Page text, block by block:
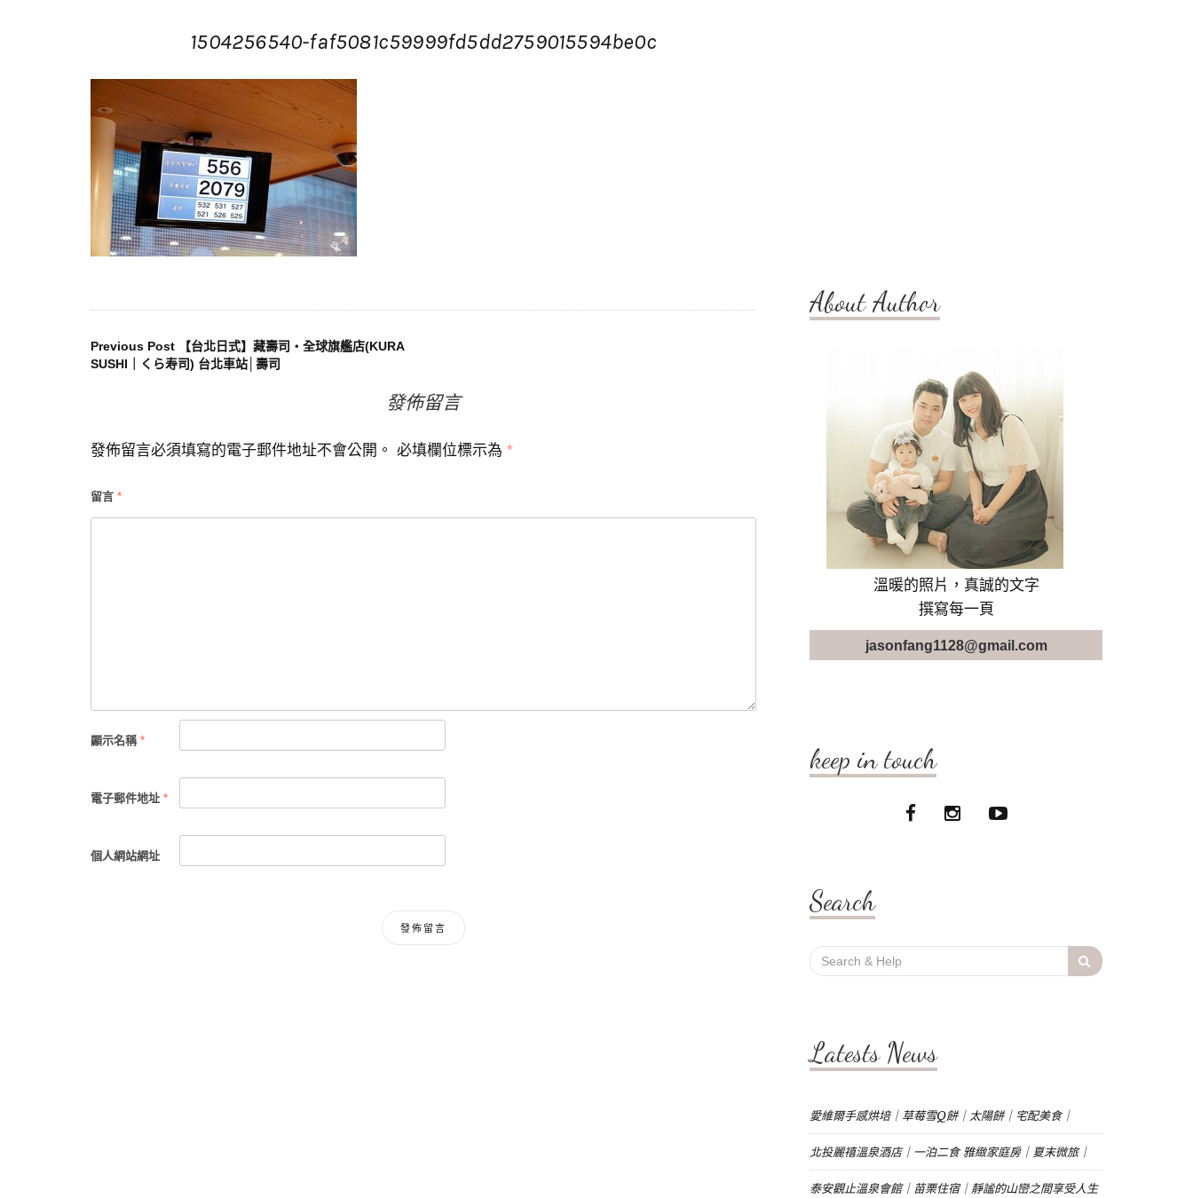
1504256540-faf5081c59999fd5dd2759015594be0c
文
覽
Previous Post 【台北日式】藏壽司‧全球旗艦店(KURA
SUSHI｜くら寿司) 台北車站│壽司
發佈留言
發佈留言必須填寫的電子郵件地址不會公開。 必填欄位標示為 *
留言 *
顯示名稱 *
電子郵件地址 *
個人網站網址
About Author
溫暖的照片，真誠的文字
撰寫每一頁
jasonfang1128@gmail.com
keep in touch
Search
Search
for:
Latests News
愛維爾手感烘培｜草莓雪Q餅｜太陽餅｜宅配美食｜
北投麗禧溫泉酒店｜一泊二食 雅緻家庭房｜夏末微旅｜
泰安觀止溫泉會館｜苗栗住宿｜靜謐的山巒之間享受人生